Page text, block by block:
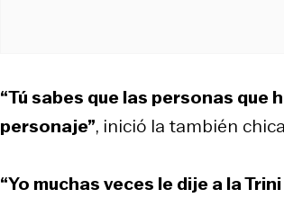
“Tú sabes que las personas que
personaje”, inició la también
“Yo muchas veces le dije a la